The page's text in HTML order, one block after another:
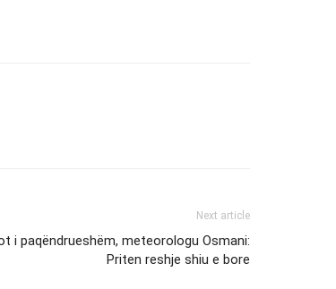
Next article
i paqëndrueshëm, meteorologu Osmani:
Priten reshje shiu e bore